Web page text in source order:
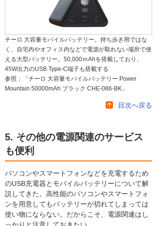
チーロ 大容量モバイルバッテリー。持ち歩き用ではな
く、自宅内やオフィス内などで電源が取れない場所で使
える大型バッテリー。50,000ｍAhを搭載しており、
45W出力のUSB Type-C端子も搭載する
参照：「チーロ 大容量モバイルバッテリー Power
Mountain 50000mAh ブラック CHE-086-BK」
目次へ戻る
5. その他の電源関連のサービス
も便利
パソコンやスマートフォンなどを充電するため
のUSB充電器とモバイルバッテリーについて解
説してきた。高性能のパソコンやスマートフォ
ンを用意してもバッテリーが切れてしまっては
使い物にならない。だからこそ、電源関連はし
っかりと注意しておきたい。